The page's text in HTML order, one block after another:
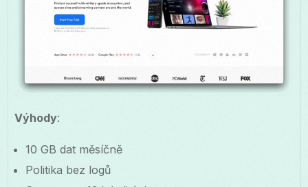
Výhody:
10 GB dat měsíčně
Politika bez logů